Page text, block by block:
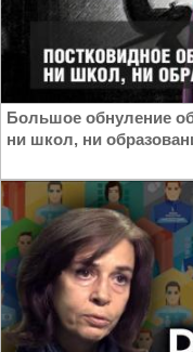
Большое обнуление
ни школ, ни